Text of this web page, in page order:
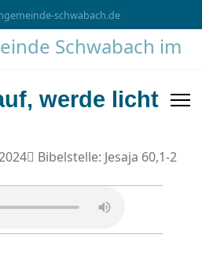
schwabach.de
werde licht
Bibelstelle: Jesaja 60,1-2